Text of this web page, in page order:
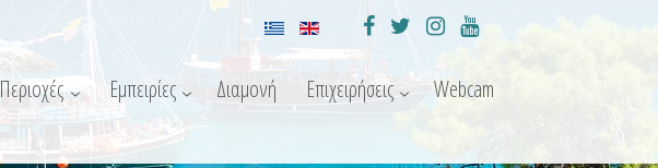
Περιοχές Εμπειρίες Διαμονή Επιχειρήσεις Webcam